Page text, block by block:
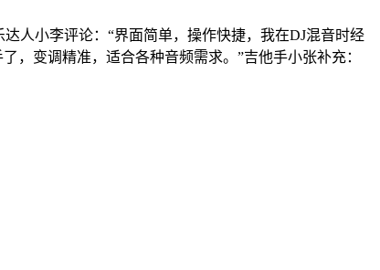
人小李评论：“界面简单，操作快捷，我在DJ混音时经
，变调精准，适合各种音频需求。”吉他手小张补充：